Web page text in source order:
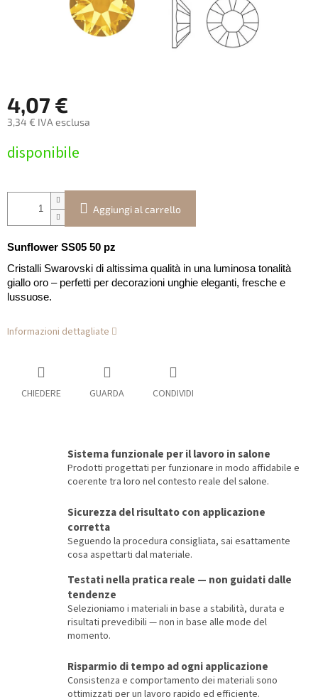
4,07 €
3,34 € IVA esclusa
della
disponibile
Aggiungi al carrello
Sunflower SS05 50 pz
Cristalli Swarovski di altissima qualità in una luminosa tonalità
giallo oro – perfetti per decorazioni unghie eleganti, fresche e
lussuose.
Informazioni dettagliate
CHIEDERE GUARDA CONDIVIDI
Sistema funzionale per il lavoro in salone
Prodotti progettati per funzionare in modo affidabile e
coerente tra loro nel contesto reale del salone.
Sicurezza del risultato con applicazione
corretta
Seguendo la procedura consigliata, sai esattamente
cosa aspettarti dal materiale.
Testati nella pratica reale — non guidati dalle
tendenze
Selezioniamo i materiali in base a stabilità, durata e
risultati prevedibili — non in base alle mode del
momento.
Risparmio di tempo ad ogni applicazione
Consistenza e comportamento dei materiali sono